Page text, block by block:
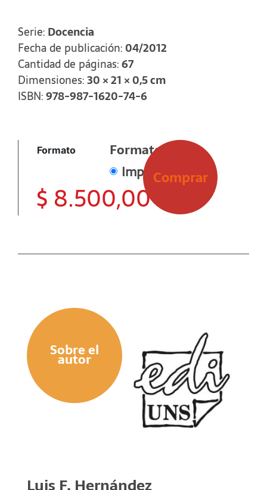
Serie: Docencia
Fecha de publicación:04/2012
Cantidad de páginas:67
Dimensiones:30 × 21 × 0,5 cm
ISBN:978-987-1620-74-6
Formato
Formato
Impreso
$ 8.500,00
Comprar
Sobre el
autor